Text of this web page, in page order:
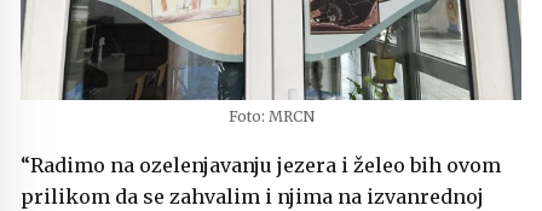
Foto: MRCN
“Radimo na ozelenjavanju jezera i želeo bih ovom
prilikom da se zahvalim i njima na izvanrednoj